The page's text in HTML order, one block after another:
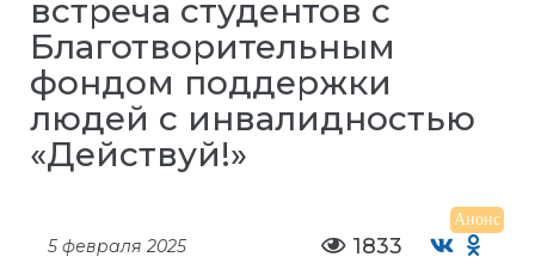
встреча студентов с
Благотворительным
фондом поддержки
людей с инвалидностью
«Действуй!»
Анонс
5 февраля 2025 1833